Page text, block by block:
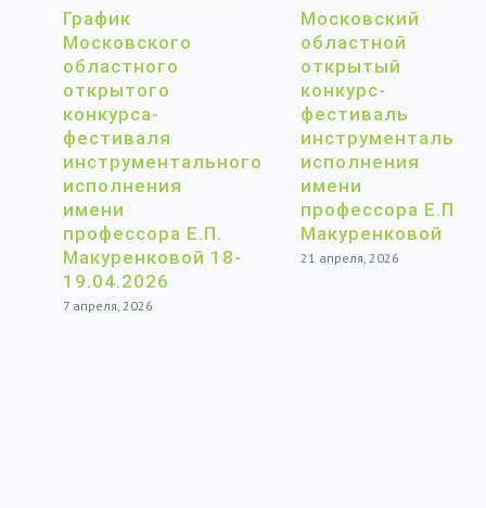
График
Московского
областного
открытого
конкурса-
фестиваля
инструментального
исполнения
имени
профессора Е.П.
Макуренковой 18-
19.04.2026
7 апреля, 2026
Московский
областной
открытый
конкурс-
фестиваль
инструментального
исполнения
имени
профессора Е.П.
Макуренковой
21 апреля, 2026